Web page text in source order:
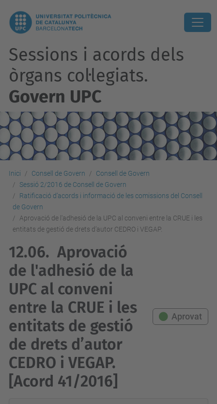
Sessions i acords dels
òrgans col·legiats.
Govern UPC
Inici Consell de Govern
Consell de Govern
Sessió 2/2016 de Consell de Govern
Ratificació d’acords i informació de les comissions del Consell
de Govern
Aprovació de l'adhesió de la UPC al conveni entre la CRUE i les
entitats de gestió de drets d’autor CEDRO i VEGAP.
12.06. Aprovació
de l'adhesió de la
UPC al conveni
entre la CRUE i les
entitats de gestió
de drets d’autor
CEDRO i VEGAP.
[Acord 41/2016]
Aprovat